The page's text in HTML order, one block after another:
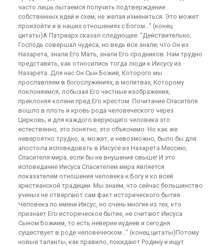
часто лишь пытаемся получить подтверждение
собственных идей и схем, не желая измениться. Это может
произойти и в наших отношениях с Богом…” (конец
цитаты)А Патриарх сказал следующее: “Действительно,
Господь совершал чудеса, но ведь все знали, что Он из
Назарета, знали Его Мать, знали Его сродников. Нам трудно
представить, как относились тогда люди к Иисусу из
Назарета. Для нас Он Сын Божий, Которого мы
прославляем в богослужениях, в молитвах, Которому
поклоняемся, лобызая Его честные изображения,
преклоняя колени пред Его крестом. Почитание Спасителя
вошло в плоть и кровь рода человеческого через
Церковь, и для каждого верующего человека это
естественно, это понятно, это объяснимо. Но как же
невероятно трудно, а, может, и невозможно, было бы для
апостола исповедовать в Иисусе из Назарета Мессию,
Спасителя мира, если бы не внушение свыше! И это
исповедание Иисуса Спасителем мира является
показателем отношения человека к Богу и ко всей
христианской традиции. Мы знаем, что сейчас большинство
ученых не отвергают сам факт исторического бытия
Человека по имени Иисус, но очень многие из тех, кто
признает Его историческое бытие, не считают Иисуса
Сыном Божиим, то есть неверие иудеев и сегодня
существует в роде человеческом…” (конец цитаты)Потому
новые таланты, как правило, покидают Родину и ищут